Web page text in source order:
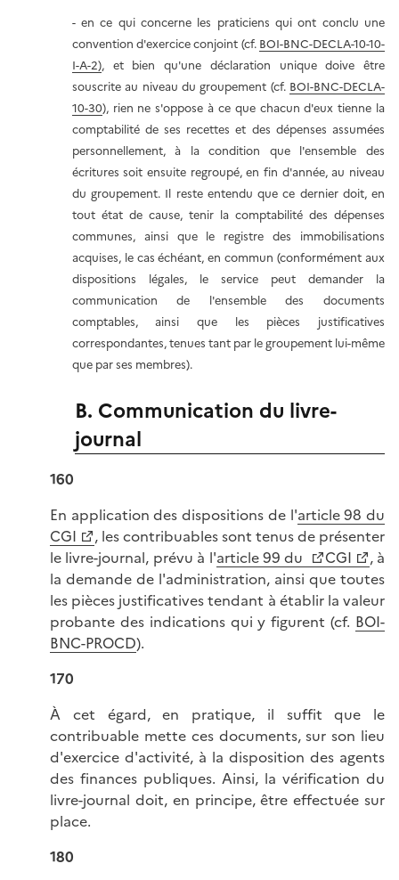
- en ce qui concerne les praticiens qui ont conclu une
convention d'exercice conjoint (cf. BOI-BNC-DECLA-10-10-
I-A-2), et bien qu'une déclaration unique doive être
souscrite au niveau du groupement (cf. BOI-BNC-DECLA-
10-30), rien ne s'oppose à ce que chacun d'eux tienne la
comptabilité de ses recettes et des dépenses assumées
personnellement, à la condition que l'ensemble des
écritures soit ensuite regroupé, en fin d'année, au niveau
du groupement. Il reste entendu que ce dernier doit, en
tout état de cause, tenir la comptabilité des dépenses
communes, ainsi que le registre des immobilisations
acquises, le cas échéant, en commun (conformément aux
dispositions légales, le service peut demander la
communication de l'ensemble des documents
comptables, ainsi que les pièces justificatives
correspondantes, tenues tant par le groupement lui-même
que par ses membres).
B. Communication du livre-
journal
160
En application des dispositions de l'article 98 du
CGI
, les contribuables sont tenus de présenter
le livre-journal, prévu à l'article 99 du CGI
, à
la demande de l'administration, ainsi que toutes
les pièces justificatives tendant à établir la valeur
probante des indications qui y figurent (cf. BOI-
BNC-PROCD).
170
À cet égard, en pratique, il suffit que le
contribuable mette ces documents, sur son lieu
d'exercice d'activité, à la disposition des agents
des finances publiques. Ainsi, la vérification du
livre-journal doit, en principe, être effectuée sur
place.
180